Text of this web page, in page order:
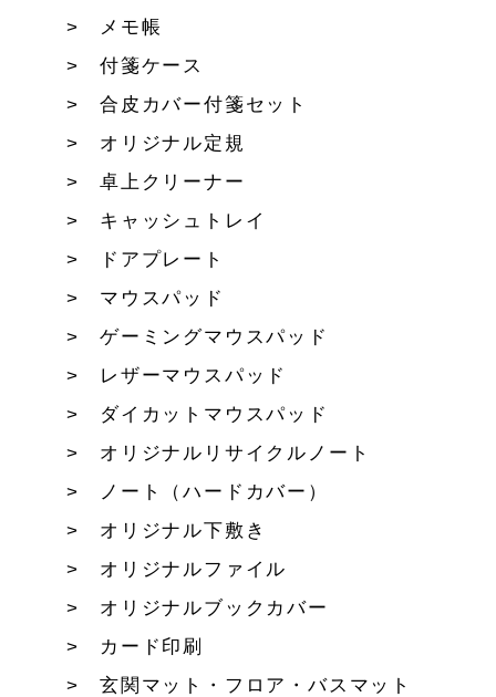
メモ帳
付箋ケース
合皮カバー付箋セット
オリジナル定規
卓上クリーナー
キャッシュトレイ
ドアプレート
マウスパッド
ゲーミングマウスパッド
レザーマウスパッド
ダイカットマウスパッド
オリジナルリサイクルノート
ノート（ハードカバー）
オリジナル下敷き
オリジナルファイル
オリジナルブックカバー
カード印刷
玄関マット・フロア・バスマット